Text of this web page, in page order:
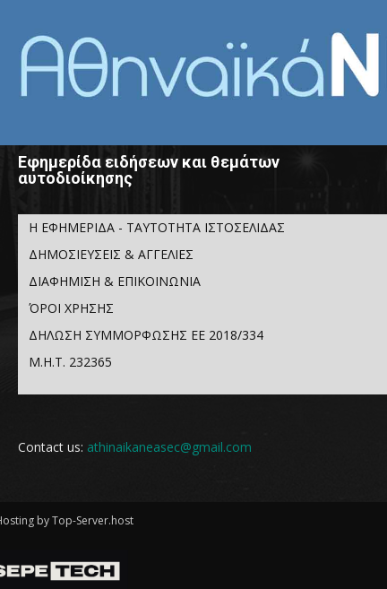
Εφημερίδα ειδήσεων και θεμάτων
αυτοδιοίκησης
Η ΕΦΗΜΕΡΙΔΑ - ΤΑΥΤΟΤΗΤΑ ΙΣΤΟΣΕΛΙΔΑΣ
ΔΗΜΟΣΙΕΥΣΕΙΣ & ΑΓΓΕΛΙΕΣ
ΔΙΑΦΗΜΙΣΗ & ΕΠΙΚΟΙΝΩΝΙΑ
ΌΡΟΙ ΧΡΗΣΗΣ
ΔΗΛΩΣΗ ΣΥΜΜΟΡΦΩΣΗΣ ΕΕ 2018/334
Μ.Η.Τ. 232365
Contact us: athinaikaneasec@gmail.com
by Top-Server.host